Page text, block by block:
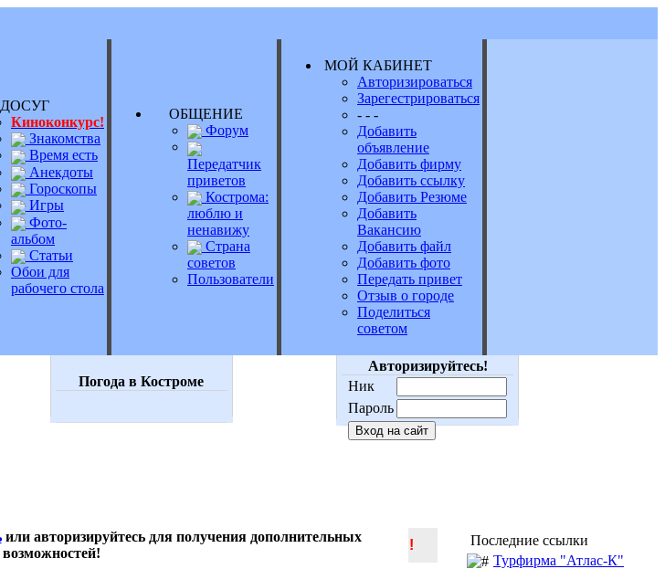
Киноконкурс!
Знакомства
Время есть
Анекдоты
Гороскопы
Игры
Фото-
альбом
Статьи
Обои для
рабочего стола
ОБЩЕНИЕ
Форум
Передатчик
приветов
Кострома:
люблю и
ненавижу
Страна
советов
Пользователи
МОЙ КАБИНЕТ
Авторизироваться
Зарегестрироваться
- - -
Добавить
объявление
Добавить фирму
Добавить ссылку
Добавить Резюме
Добавить
Вакансию
Добавить файл
Добавить фото
Передать привет
Отзыв о городе
Поделиться
советом
Погода в Костроме
Авторизируйтесь!
Ник
Пароль
или авторизируйтесь для получения дополнительных
возможностей!
!
Последние ссылки
Турфирма "Атлас-К"